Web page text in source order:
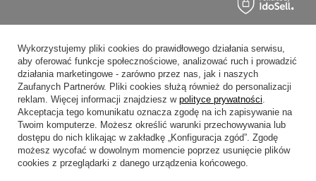
Wykorzystujemy pliki cookies do prawidłowego działania serwisu,
aby oferować funkcje społecznościowe, analizować ruch i prowadzić
działania marketingowe - zarówno przez nas, jak i naszych
Zaufanych Partnerów. Pliki cookies służą również do personalizacji
reklam. Więcej informacji znajdziesz w polityce prywatności.
Akceptacja tego komunikatu oznacza zgodę na ich zapisywanie na
Twoim komputerze. Możesz określić warunki przechowywania lub
dostępu do nich klikając w zakładkę „Konfiguracja zgód”. Zgodę
możesz wycofać w dowolnym momencie poprzez usunięcie plików
cookies z przeglądarki z danego urządzenia końcowego.